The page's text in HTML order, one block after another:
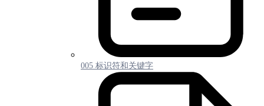
005 标识符和关键字